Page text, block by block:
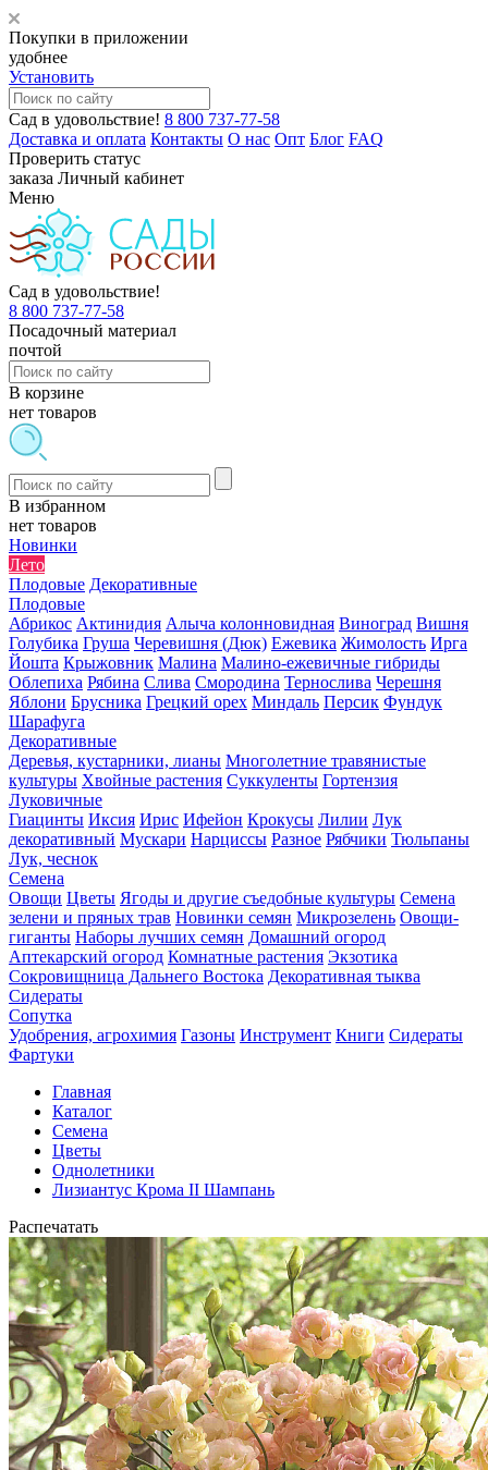
Покупки в приложении
удобнее
Установить
Сад в удовольствие! 8 800 737-77-58
Доставка и оплата Контакты О нас Опт Блог FAQ
Проверить статус
заказа Личный кабинет
Меню
Сад в удовольствие!
8 800 737-77-58
Посадочный материал
почтой
В корзине
нет товаров
В избранном
нет товаров
Новинки
Лето
Плодовые Декоративные
Плодовые
Абрикос Актинидия Алыча колонновидная Виноград Вишня
Голубика Груша Черевишня (Дюк) Ежевика Жимолость Ирга
Йошта Крыжовник Малина Малино-ежевичные гибриды
Облепиха Рябина Слива Смородина Тернослива Черешня
Яблони Брусника Грецкий орех Миндаль Персик Фундук
Шарафуга
Декоративные
Деревья, кустарники, лианы Многолетние травянистые
культуры Хвойные растения Суккуленты Гортензия
Луковичные
Гиацинты Иксия Ирис Ифейон Крокусы Лилии Лук
декоративный Мускари Нарциссы Разное Рябчики Тюльпаны
Лук, чеснок
Семена
Овощи Цветы Ягоды и другие съедобные культуры Семена
зелени и пряных трав Новинки семян Микрозелень Овощи-
гиганты Наборы лучших семян Домашний огород
Аптекарский огород Комнатные растения Экзотика
Сокровищница Дальнего Востока Декоративная тыква
Сидераты
Сопутка
Удобрения, агрохимия Газоны Инструмент Книги Сидераты
Фартуки
Главная
Каталог
Семена
Цветы
Однолетники
Лизиантус Крома II Шампань
Распечатать